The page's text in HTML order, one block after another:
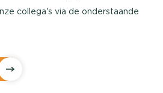
collega's via de onderstaande